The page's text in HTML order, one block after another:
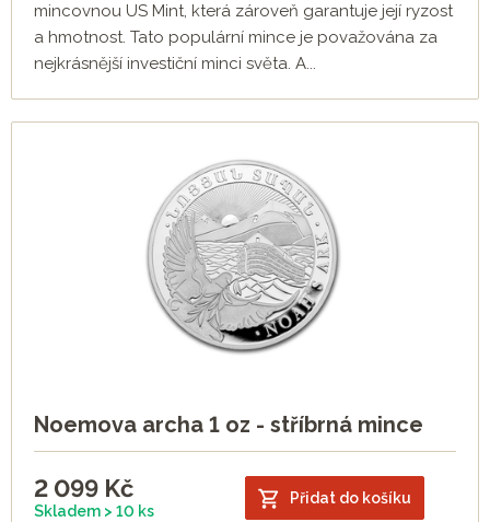
mincovnou US Mint, která zároveň garantuje její ryzost
a hmotnost. Tato populární mince je považována za
nejkrásnější investiční minci světa. A...
Noemova archa 1 oz - stříbrná mince
2 099 Kč
Skladem > 10 ks
Přidat do košíku